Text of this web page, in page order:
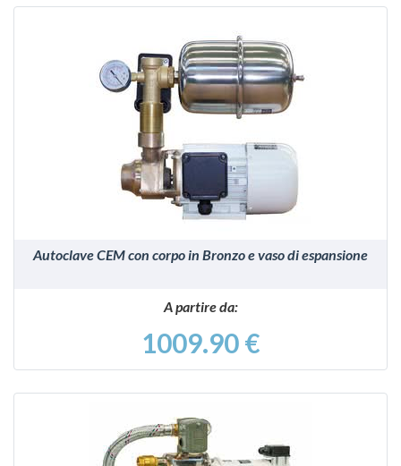
Autoclave CEM con corpo in Bronzo e vaso di espansione
A partire da:
1009.90 €